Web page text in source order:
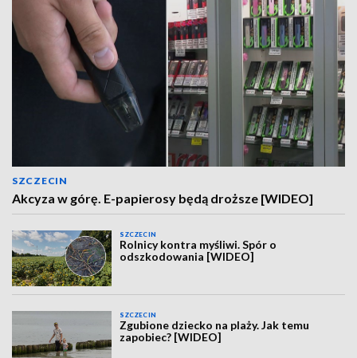
SZCZECIN
Akcyza w górę. E-papierosy będą droższe [WIDEO]
SZCZECIN
Rolnicy kontra myśliwi. Spór o
odszkodowania [WIDEO]
SZCZECIN
Zgubione dziecko na plaży. Jak temu
zapobiec? [WIDEO]